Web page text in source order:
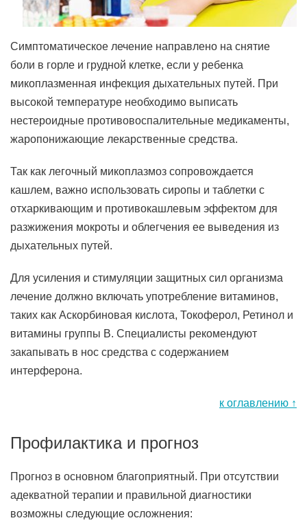
Симптоматическое лечение направлено на снятие
боли в горле и грудной клетке, если у ребенка
микоплазменная инфекция дыхательных путей. При
высокой температуре необходимо выписать
нестероидные противовоспалительные медикаменты,
жаропонижающие лекарственные средства.
Так как легочный микоплазмоз сопровождается
кашлем, важно использовать сиропы и таблетки с
отхаркивающим и противокашлевым эффектом для
разжижения мокроты и облегчения ее выведения из
дыхательных путей.
Для усиления и стимуляции защитных сил организма
лечение должно включать употребление витаминов,
таких как Аскорбиновая кислота, Токоферол, Ретинол и
витамины группы В. Специалисты рекомендуют
закапывать в нос средства с содержанием
интерферона.
к оглавлению ↑
Профилактика и прогноз
Прогноз в основном благоприятный. При отсутствии
адекватной терапии и правильной диагностики
возможны следующие осложнения: